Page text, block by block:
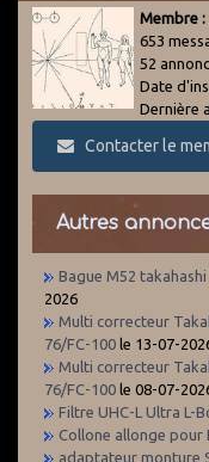
Membre :
653
52
Date
Dernière
Contacter le
Autres
Bague M52
2026
Multi correcteur
76/FC-100 le 13-07-
Multi correcteur
76/FC-100 le 08-07-
Filtre UHC-L Ultra L-
Collone allonge pour
adaptateur monture